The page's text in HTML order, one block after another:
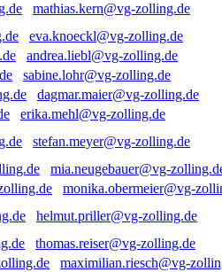
mathias.kern@vg-zolling.de
eva.knoeckl@vg-zolling.de
andrea.liebl@vg-zolling.de
sabine.lohr@vg-zolling.de
dagmar.maier@vg-zolling.de
erika.mehl@vg-zolling.de
stefan.meyer@vg-zolling.de
mia.neugebauer@vg-
monika.obermeier@vg-
helmut.priller@vg-zolling.de
thomas.reiser@vg-zolling.de
maximilian.riesch@vg-